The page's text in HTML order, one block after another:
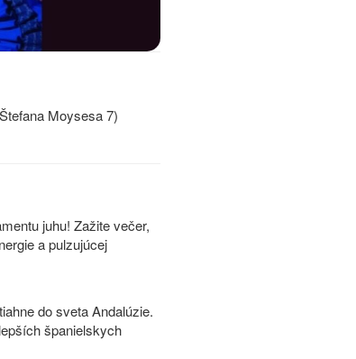
Moysesa 7)
juhu! Zažite večer,
a pulzujúcej
do sveta Andalúzie.
španielskych